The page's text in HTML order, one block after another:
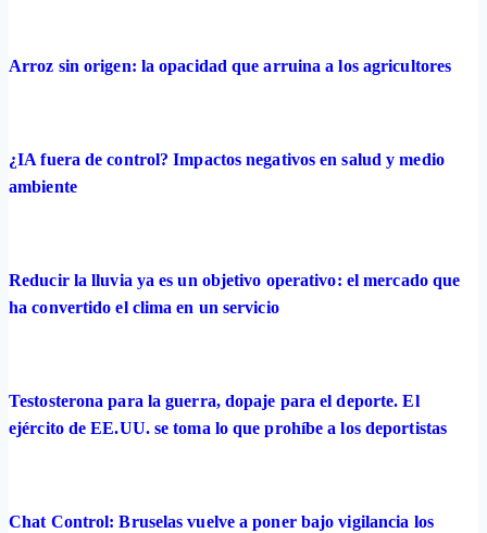
Arroz sin origen: la opacidad que arruina a los agricultores
¿IA fuera de control? Impactos negativos en salud y medio
ambiente
Reducir la lluvia ya es un objetivo operativo: el mercado que
ha convertido el clima en un servicio
Testosterona para la guerra, dopaje para el deporte. El
ejército de EE.UU. se toma lo que prohíbe a los deportistas
Chat Control: Bruselas vuelve a poner bajo vigilancia los